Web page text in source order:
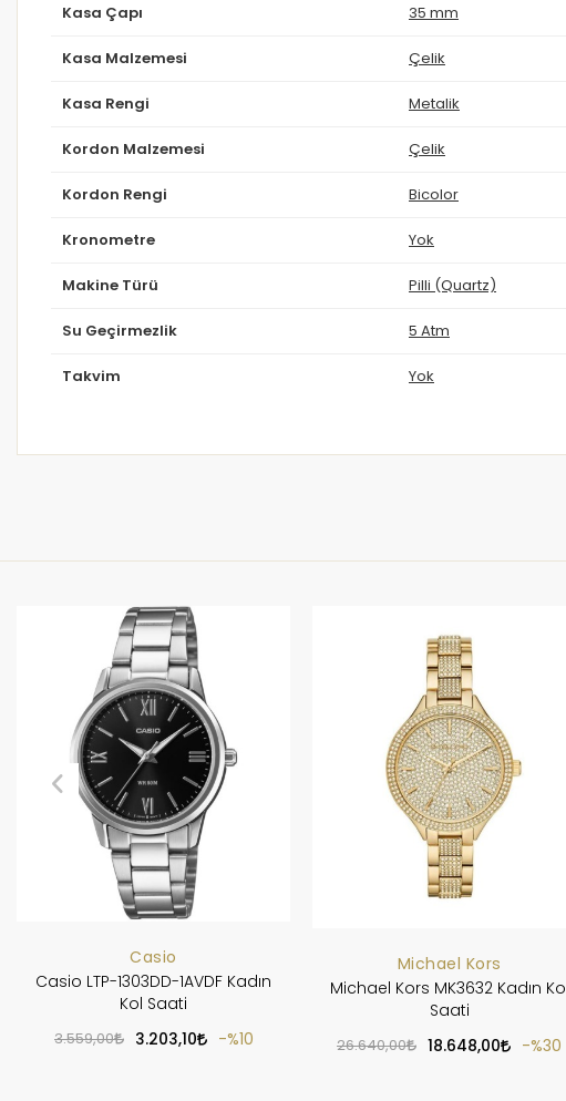
Kasa Çapı 35 mm
Kasa Malzemesi Çelik
Kasa Rengi Metalik
Kordon Malzemesi Çelik
Kordon Rengi Bicolor
Kronometre Yok
Makine Türü Pilli (Quartz)
Su Geçirmezlik 5 Atm
Takvim Yok
Casio
Casio LTP-1303DD-1AVDF Kadın
Kol Saati
3.559,00 3.203,10 %10
Michael Kors
Michael Kors MK3632 Kadın Kol
Saati
26.640,00 18.648,00 %30